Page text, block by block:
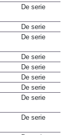
De serie
De serie
De serie
De serie
De serie